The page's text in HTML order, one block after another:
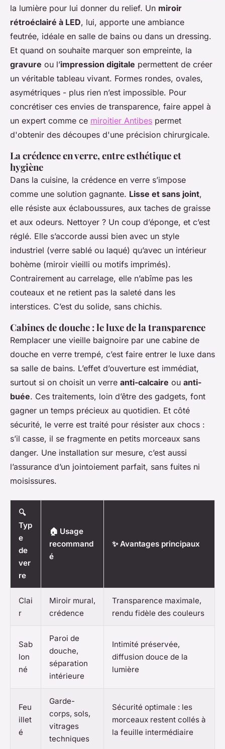
la lumière pour lui donner du relief. Un miroir
rétroéclairé à LED, lui, apporte une ambiance
feutrée, idéale en salle de bains ou dans un dressing.
Et quand on souhaite marquer son empreinte, la
gravure ou l’impression digitale permettent de créer
un véritable tableau vivant. Formes rondes, ovales,
asymétriques - plus rien n’est impossible. Pour
concrétiser ces envies de transparence, faire appel à
un expert comme ce miroitier Antibes permet
d'obtenir des découpes d'une précision chirurgicale.
La crédence en verre, entre esthétique et
hygiène
Dans la cuisine, la crédence en verre s’impose
comme une solution gagnante. Lisse et sans joint,
elle résiste aux éclaboussures, aux taches de graisse
et aux odeurs. Nettoyer ? Un coup d’éponge, et c’est
réglé. Elle s’accorde aussi bien avec un style
industriel (verre sablé ou laqué) qu’avec un intérieur
bohème (miroir vieilli ou motifs imprimés).
Contrairement au carrelage, elle n’abîme pas les
couteaux et ne retient pas la saleté dans les
interstices. C’est du solide, sans chichis.
Cabines de douche : le luxe de la transparence
Remplacer une vieille baignoire par une cabine de
douche en verre trempé, c’est faire entrer le luxe dans
sa salle de bains. L’effet d’ouverture est immédiat,
surtout si on choisit un verre anti-calcaire ou anti-
buée. Ces traitements, loin d’être des gadgets, font
gagner un temps précieux au quotidien. Et côté
sécurité, le verre est traité pour résister aux chocs :
s’il casse, il se fragmente en petits morceaux sans
danger. Une installation sur mesure, c’est aussi
l’assurance d’un jointoiement parfait, sans fuites ni
moisissures.
🔍
Typ
e
de
ver
re
🏠 Usage
recommand
é
✨ Avantages principaux
Clai
r
Miroir mural,
crédence
Transparence maximale,
rendu fidèle des couleurs
Sab
lon
né
Paroi de
douche,
séparation
intérieure
Intimité préservée,
diffusion douce de la
lumière
Feu
illet
é
Garde-
corps, sols,
vitrages
techniques
Sécurité optimale : les
morceaux restent collés à
la feuille intermédiaire